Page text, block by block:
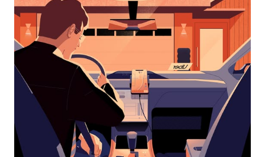
면
아
래
화
살
표
러
날
짜